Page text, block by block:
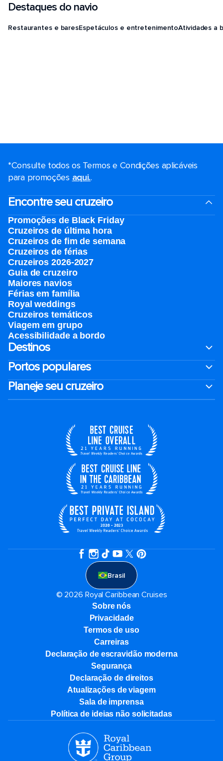
Destaques do navio
Restaurantes e baresEspetáculos e entretenimentoAtividades a
*Consulte todos os Termos e Condições aplicáveis ​​
para promoções aqui..
Encontre seu cruzeiro
Promoções de Black Friday
Cruzeiros de última hora
Cruzeiros de fim de semana
Cruzeiros de férias
Cruzeiros 2026-2027
Guia de cruzeiro
Maiores navios
Férias em família
Royal weddings
Cruzeiros temáticos
Viagem em grupo
Acessibilidade a bordo
Destinos
Portos populares
Planeje seu cruzeiro
Brasil
© 2026 Royal Caribbean Cruises
Sobre nós
Privacidade
Termos de uso
Carreiras
Declaração de escravidão moderna
Segurança
Declaração de direitos
Atualizações de viagem
Sala de imprensa
Política de ideias não solicitadas